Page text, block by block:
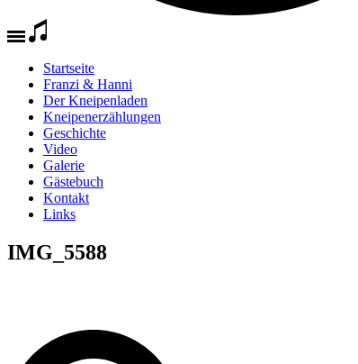
Startseite
Franzi & Hanni
Der Kneipenladen
Kneipenerzählungen
Geschichte
Video
Galerie
Gästebuch
Kontakt
Links
IMG_5588